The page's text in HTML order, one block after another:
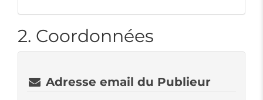
2. Coordonnées
Adresse email du Publieur